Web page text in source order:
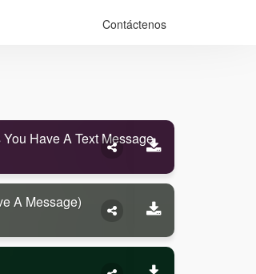
Contáctenos
Have A Text Message
A Message)